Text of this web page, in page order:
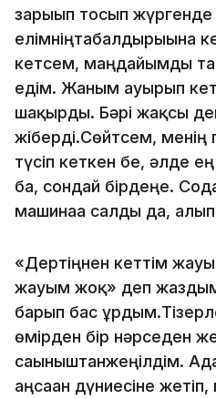
зарығып тосып жүргенде
елімніңтабалдырығына
кетсем, маңдайымды
едім. Жаным ауырып
шақырды. Бәрі жақсы деп
жіберді.Сөйтсем, менің
түсіп кеткен бе, әлде
ба, сондай бірдеңе.
машинаға салды да, алып
«Дертіңнен кеттім
жауым жоқ» деп
барып бас
өмірден бір нәрседен
сағыныштанжеңілдім.
аңсаған дүниесіне